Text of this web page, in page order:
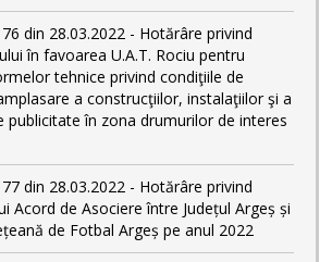
din 28.03.2022 - Hotărâre privind
în favoarea U.A.T. Rociu pentru
tehnice privind condiţiile de
a construcţiilor, instalaţiilor şi a
publicitate în zona drumurilor de interes
din 28.03.2022 - Hotărâre privind
Acord de Asociere între Județul Argeș și
de Fotbal Argeș pe anul 2022